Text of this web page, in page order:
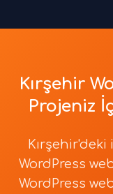
Kırşehir
Projeniz
WordPress
WordPress